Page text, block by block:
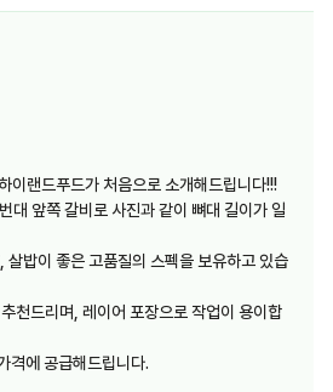
이랜드푸드가 처음으로 소개해드립니다!!!
대 앞쪽 갈비로 사진과 같이 뼈대 길이가 일
살밥이 좋은 고품질의 스펙을 보유하고 있습
천드리며, 레이어 포장으로 작업이 용이합
격에 공급해드립니다.